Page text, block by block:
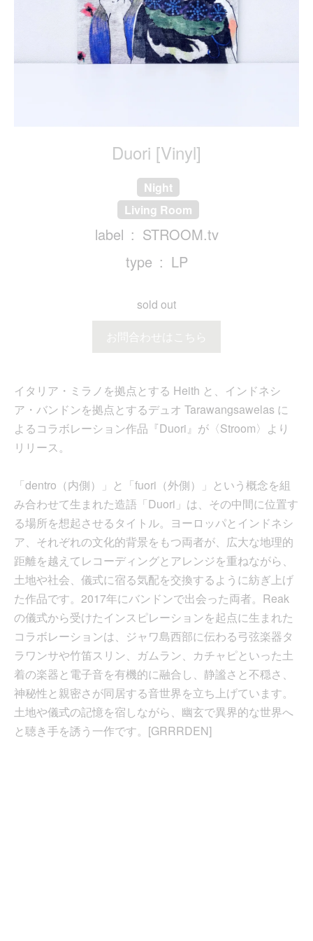
Duori [Vinyl]
Night
Living Room
label
STROOM.tv
type
LP
sold out
お問合わせはこちら
イタリア・ミラノを拠点とする Heith と、インドネシ
ア・バンドンを拠点とするデュオ Tarawangsawelas に
よるコラボレーション作品『Duori』が〈Stroom〉より
リリース。
「dentro（内側）」と「fuori（外側）」という概念を組
み合わせて生まれた造語「Duori」は、その中間に位置す
る場所を想起させるタイトル。ヨーロッパとインドネシ
ア、それぞれの文化的背景をもつ両者が、広大な地理的
距離を越えてレコーディングとアレンジを重ねながら、
土地や社会、儀式に宿る気配を交換するように紡ぎ上げ
た作品です。2017年にバンドンで出会った両者。Reak
の儀式から受けたインスピレーションを起点に生まれた
コラボレーションは、ジャワ島西部に伝わる弓弦楽器タ
ラワンサや竹笛スリン、ガムラン、カチャピといった土
着の楽器と電子音を有機的に融合し、静謐さと不穏さ、
神秘性と親密さが同居する音世界を立ち上げています。
土地や儀式の記憶を宿しながら、幽玄で異界的な世界へ
と聴き手を誘う一作です。[GRRRDEN]